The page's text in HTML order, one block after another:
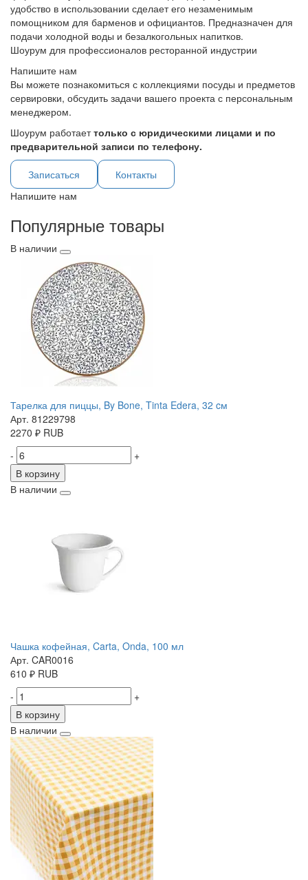
удобство в использовании сделает его незаменимым
помощником для барменов и официантов. Предназначен для
подачи холодной воды и безалкогольных напитков.
Шоурум для профессионалов ресторанной индустрии
Напишите нам
Вы можете познакомиться с коллекциями посуды и предметов
сервировки, обсудить задачи вашего проекта с персональным
менеджером.
Шоурум работаеттолько с юридическими лицами и по
предварительной записи по телефону.
Записаться
Контакты
Напишите нам
Популярные товары
В наличии
Тарелка для пиццы, By Bone, Tinta Edera, 32 cм
Арт. 81229798
2270 ₽ RUB
-
+
В корзину
В наличии
Чашка кофейная, Carta, Onda, 100 мл
Арт. CAR0016
610 ₽ RUB
-
+
В корзину
В наличии